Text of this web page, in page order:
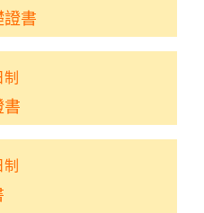
書
制
制